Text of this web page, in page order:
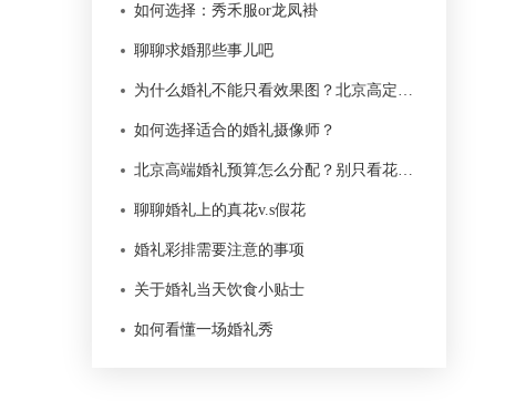
如何选择：秀禾服or龙凤褂
聊聊求婚那些事儿吧
如何选择适合的婚礼摄像师？
聊聊婚礼上的真花v.s假花
婚礼彩排需要注意的事项
关于婚礼当天饮食小贴士
如何看懂一场婚礼秀